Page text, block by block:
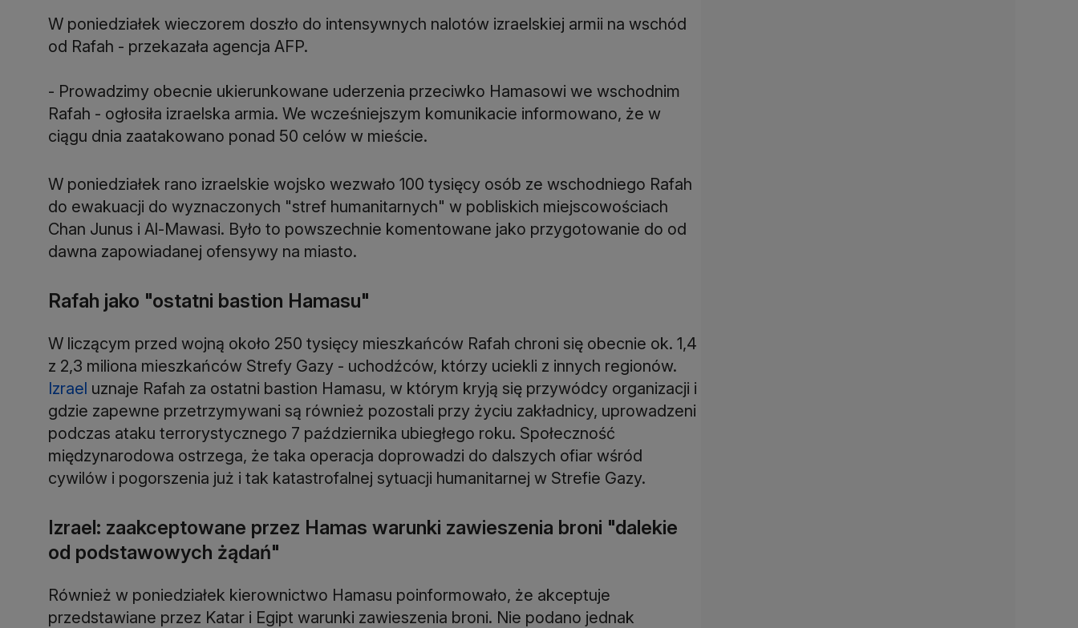
W poniedziałek wieczorem doszło do intensywnych nalotów izraelskiej armii na wschód
od Rafah - przekazała agencja AFP.
- Prowadzimy obecnie ukierunkowane uderzenia przeciwko Hamasowi we wschodnim
Rafah - ogłosiła izraelska armia. We wcześniejszym komunikacie informowano, że w
ciągu dnia zaatakowano ponad 50 celów w mieście.
W poniedziałek rano izraelskie wojsko wezwało 100 tysięcy osób ze wschodniego Rafah
do ewakuacji do wyznaczonych "stref humanitarnych" w pobliskich miejscowościach
Chan Junus i Al-Mawasi. Było to powszechnie komentowane jako przygotowanie do od
dawna zapowiadanej ofensywy na miasto.
Rafah jako "ostatni bastion Hamasu"
W liczącym przed wojną około 250 tysięcy mieszkańców Rafah chroni się obecnie ok. 1,4
z 2,3 miliona mieszkańców Strefy Gazy - uchodźców, którzy uciekli z innych regionów.
Izrael uznaje Rafah za ostatni bastion Hamasu, w którym kryją się przywódcy organizacji i
gdzie zapewne przetrzymywani są również pozostali przy życiu zakładnicy, uprowadzeni
podczas ataku terrorystycznego 7 października ubiegłego roku. Społeczność
międzynarodowa ostrzega, że taka operacja doprowadzi do dalszych ofiar wśród
cywilów i pogorszenia już i tak katastrofalnej sytuacji humanitarnej w Strefie Gazy.
Izrael: zaakceptowane przez Hamas warunki zawieszenia broni "dalekie
od podstawowych żądań"
Również w poniedziałek kierownictwo Hamasu poinformowało, że akceptuje
przedstawiane przez Katar i Egipt warunki zawieszenia broni. Nie podano jednak